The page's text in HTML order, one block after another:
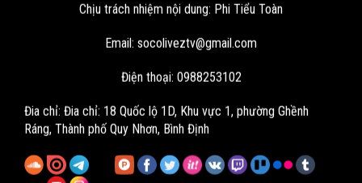
Chịu trách nhiệm nội dung: Phi Tiểu Toàn
Email: socoliveztv@gmail.com
Điện thoại: 0988253102
Đia chỉ: Đia chỉ: 18 Quốc lộ 1D, Khu vực 1, phường Ghềnh
Ráng, Thành phố Quy Nhơn, Bình Định